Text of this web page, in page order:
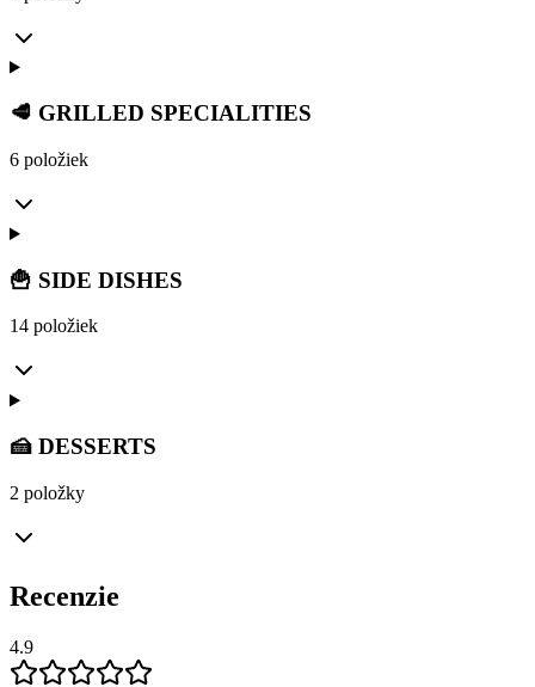
🥩 GRILLED SPECIALITIES
6 položiek
🍟 SIDE DISHES
14 položiek
🍰 DESSERTS
2 položky
Recenzie
4.9